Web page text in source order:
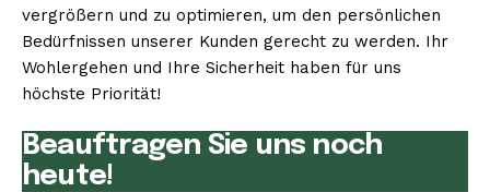
vergrößern und zu optimieren, um den persönlichen
Bedürfnissen unserer Kunden gerecht zu werden. Ihr
Wohlergehen und Ihre Sicherheit haben für uns
höchste Priorität!
Beauftragen Sie uns noch
heute!